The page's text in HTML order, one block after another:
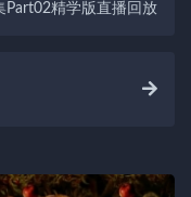
Part02精学版直播回放